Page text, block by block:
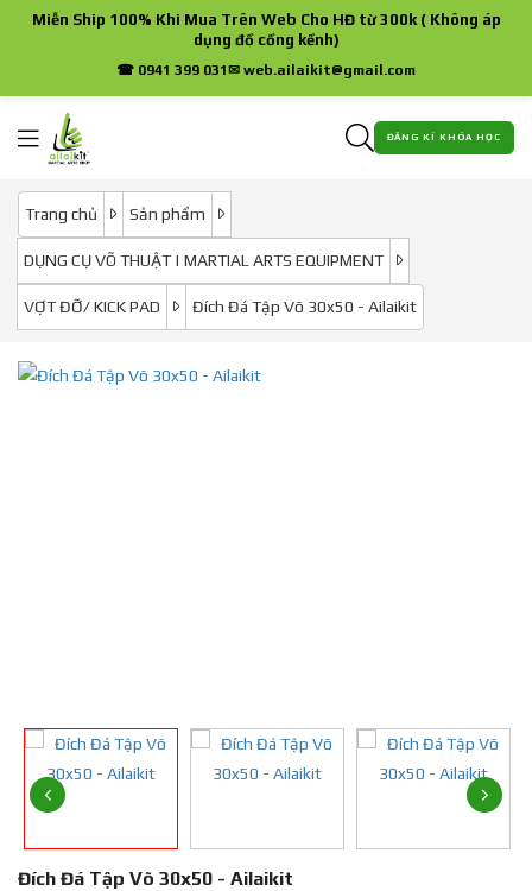
Miễn Ship 100% Khi Mua Trên Web Cho HĐ từ 300k ( Không áp
dụng đồ cồng kềnh)
☎ 0941 399 031✉ web.ailaikit@gmail.com
ĐĂNG KÍ KHÓA HỌC
Trang chủ Sản phẩm
DỤNG CỤ VÕ THUẬT | MARTIAL ARTS EQUIPMENT
VỢT ĐỠ/ KICK PAD Đích Đá Tập Võ 30x50 - Ailaikit
Đích Đá Tập Võ 30x50 - Ailaikit